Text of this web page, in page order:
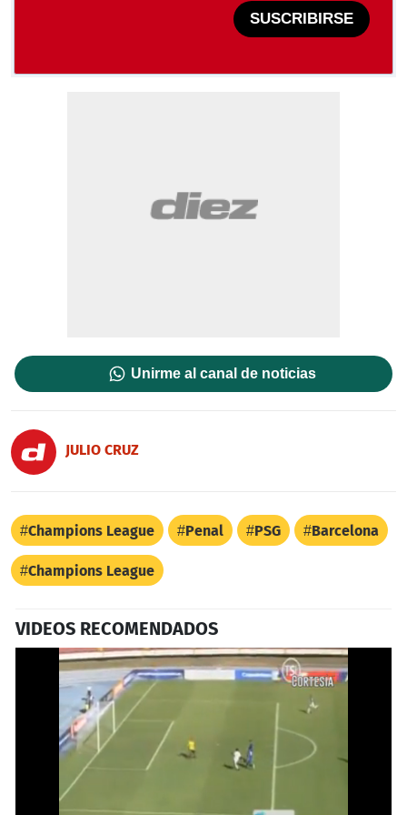
SUSCRIBIRSE
Unirme al canal de noticias
JULIO CRUZ
Champions League Penal PSG Barcelona
Champions League
VIDEOS RECOMENDADOS